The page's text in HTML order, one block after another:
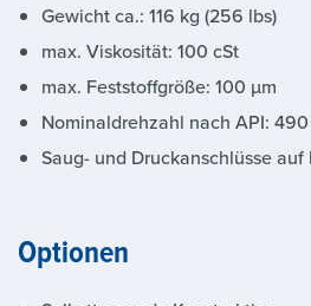
Gewicht ca.: 116 kg (256 lbs)
max. Viskosität: 100 cSt
max. Feststoffgröße: 100 µm
Nominaldrehzahl nach API: 490
Saug- und Druckanschlüsse
Optionen